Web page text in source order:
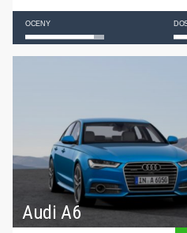
OCENY
Audi A6